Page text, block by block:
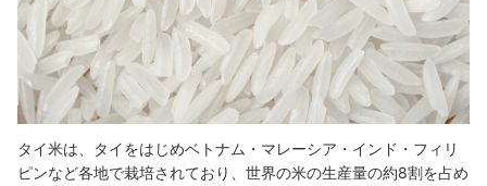
タイ米は、タイをはじめベトナム・マレーシア・インド・フィリ
ピンなど各地で栽培されており、世界の米の生産量の約8割を占め